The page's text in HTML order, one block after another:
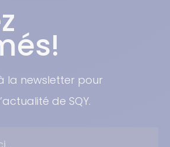
la newsletter pour
de SQY.